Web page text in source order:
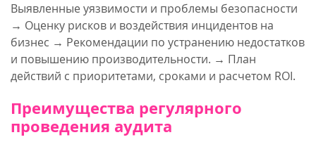
Выявленные уязвимости и проблемы безопасности
→ Оценку рисков и воздействия инцидентов на
бизнес → Рекомендации по устранению недостатков
и повышению производительности. → План
действий с приоритетами, сроками и расчетом ROI.
Преимущества регулярного
проведения аудита